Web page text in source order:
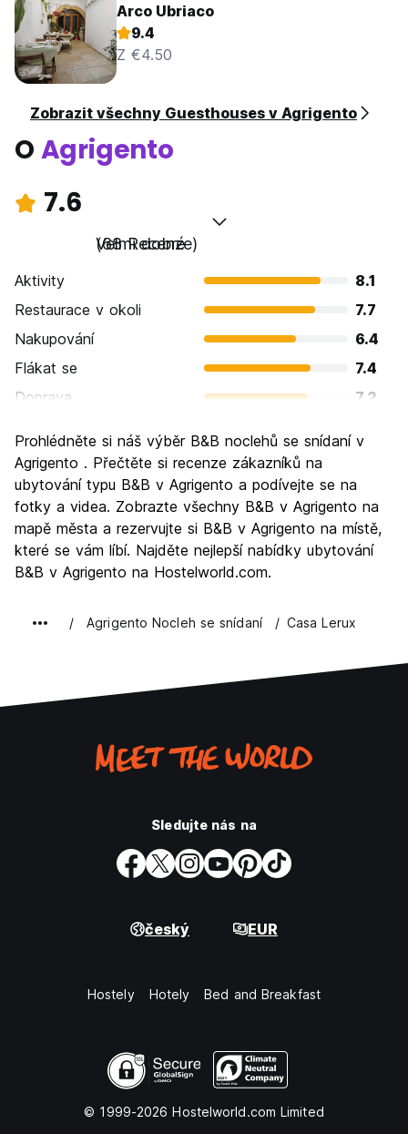
Arco Ubriaco
9.4
Z €4.50
Zobrazit všechny Guesthouses v Agrigento
O Agrigento
7.6
Velmi dobré
(68 Recenze)
Aktivity
8.1
Restaurace v okoli
7.7
Nakupování
6.4
Flákat se
7.4
Doprava
7.2
Kultura
Noční život
6.1
Hodnota za peníze
7.8
Prohlédněte si náš výběr B&B noclehů se snídaní v
Agrigento . Přečtěte si recenze zákazníků na
ubytování typu B&B v Agrigento a podívejte se na
fotky a videa. Zobrazte všechny B&B v Agrigento na
mapě města a rezervujte si B&B v Agrigento na místě,
které se vám líbí. Najděte nejlepší nabídky ubytování
B&B v Agrigento na Hostelworld.com.
Agrigento Nocleh se snídaní Casa Lerux
Sledujte nás na
český EUR
Hostely Hotely Bed and Breakfast
© 1999-2026 Hostelworld.com Limited